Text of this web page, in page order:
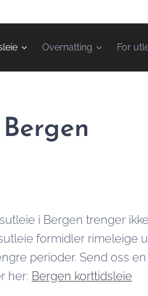
Overnatting For
i Bergen trenger
formidler rimeleige
perioder. Send oss
her: Bergen korttidsleie